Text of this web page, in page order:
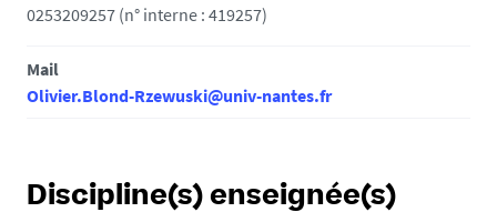
0253209257 (n° interne : 419257)
Mail
Olivier.Blond-Rzewuski@univ-nantes.fr
Discipline(s) enseignée(s)